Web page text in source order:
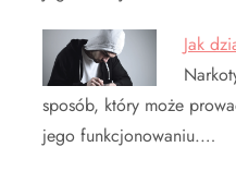
Jak
sposób, który może
jego funkcjonowaniu.…